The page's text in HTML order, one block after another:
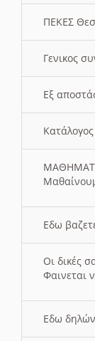
ΠΕΚΕΣ
Γενικος
Εξ
Εδω
Οι δικές
Φαινεται
Εδω